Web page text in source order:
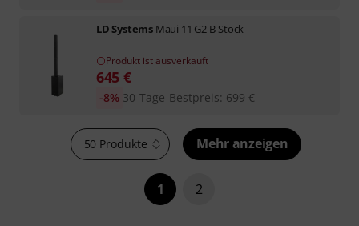
LD Systems Maui 11 G2 B-Stock
Produkt ist ausverkauft
645 €
30-Tage-Bestpreis: 699 €
-8%
50 Produkte Mehr anzeigen
1 2